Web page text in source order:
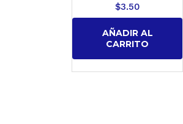
$3.50
AÑADIR AL
CARRITO